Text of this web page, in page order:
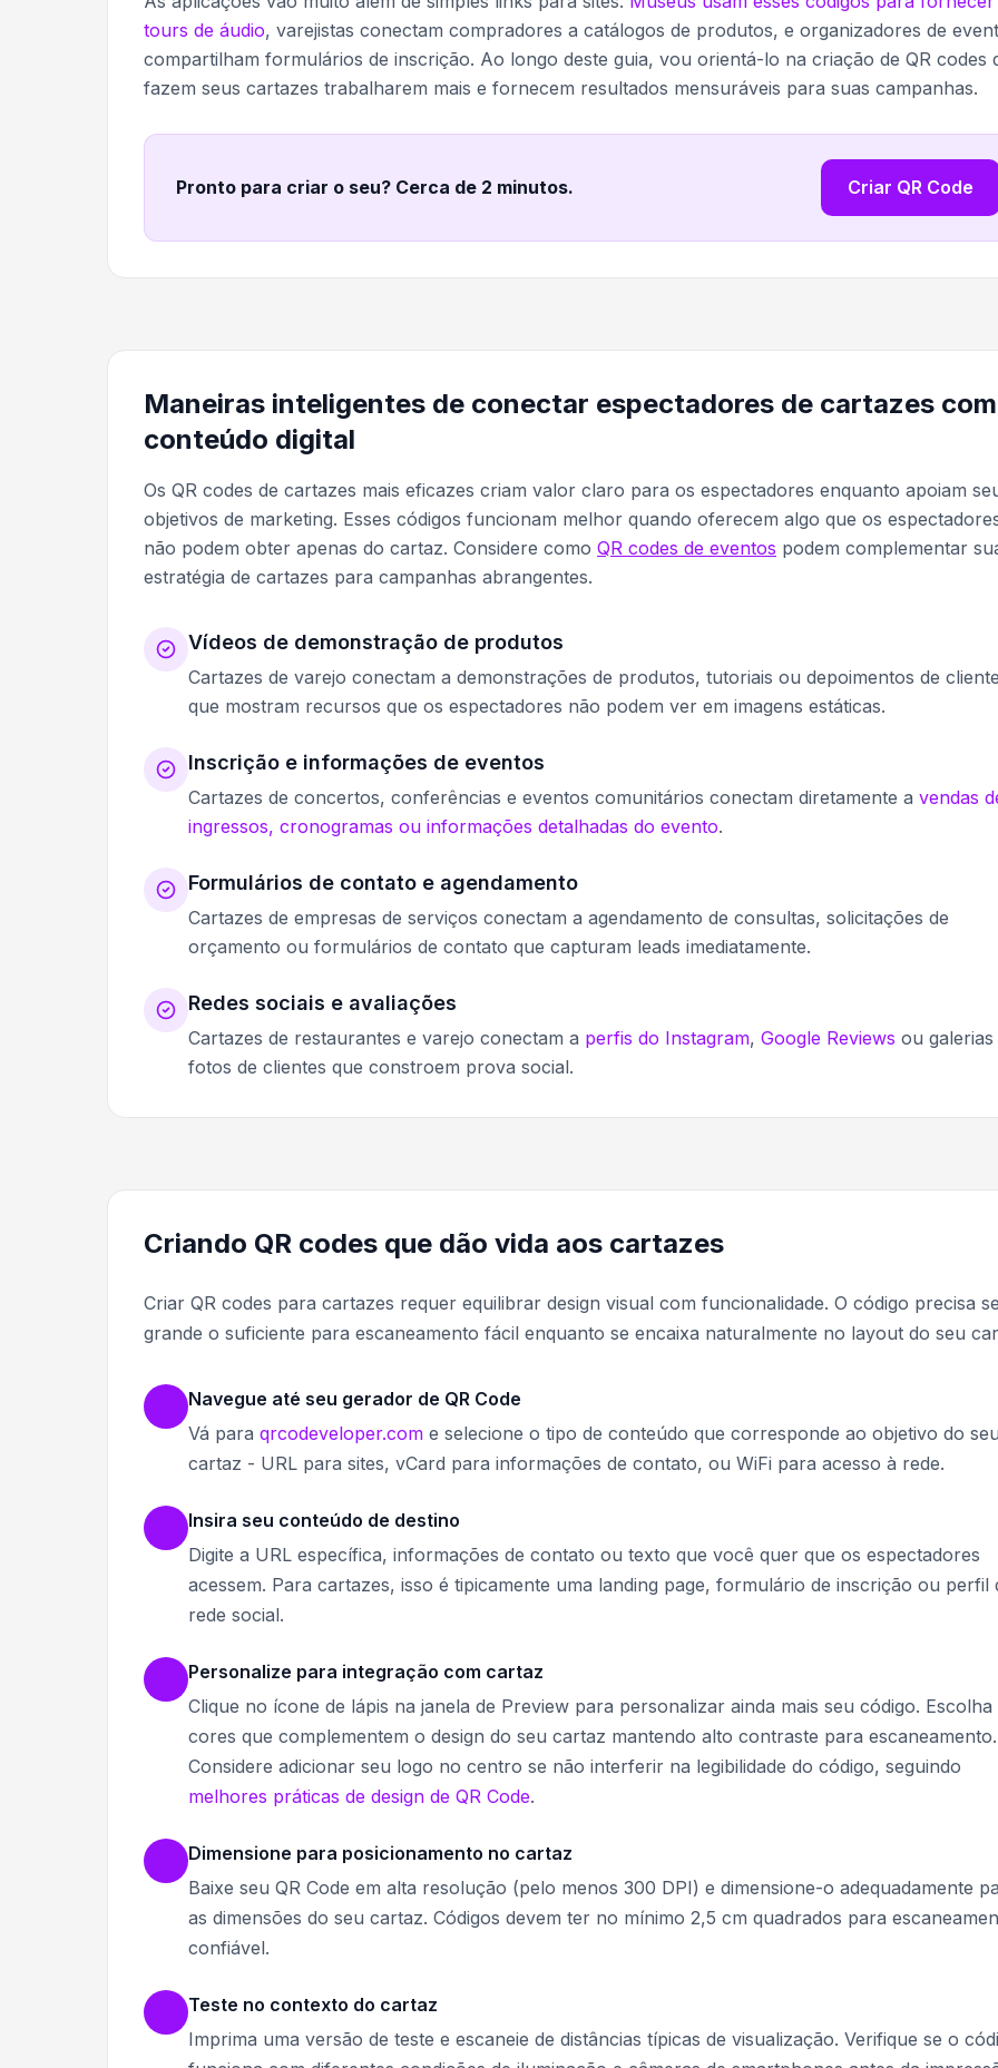
tours de áudio, varejistas conectam compradores a catálogos de produtos, e organizadores de
compartilham formulários de inscrição. Ao longo deste guia, vou orientá-lo na criação de QR codes
fazem seus cartazes trabalharem mais e fornecem resultados mensuráveis para suas campanhas.
Pronto para criar o seu? Cerca de 2 minutos. Criar QR Code
Maneiras inteligentes de conectar espectadores de cartazes com
conteúdo digital
Os QR codes de cartazes mais eficazes criam valor claro para os espectadores enquanto apoiam
objetivos de marketing. Esses códigos funcionam melhor quando oferecem algo que os
não podem obter apenas do cartaz. Considere como QR codes de eventos podem complementar
estratégia de cartazes para campanhas abrangentes.
Vídeos de demonstração de produtos
Cartazes de varejo conectam a demonstrações de produtos, tutoriais ou depoimentos de
que mostram recursos que os espectadores não podem ver em imagens estáticas.
Inscrição e informações de eventos
Cartazes de concertos, conferências e eventos comunitários conectam diretamente a vendas
ingressos, cronogramas ou informações detalhadas do evento.
Formulários de contato e agendamento
Cartazes de empresas de serviços conectam a agendamento de consultas, solicitações de
orçamento ou formulários de contato que capturam leads imediatamente.
Redes sociais e avaliações
Cartazes de restaurantes e varejo conectam a perfis do Instagram, Google Reviews ou galerias
fotos de clientes que constroem prova social.
Criando QR codes que dão vida aos cartazes
Criar QR codes para cartazes requer equilibrar design visual com funcionalidade. O código precisa
grande o suficiente para escaneamento fácil enquanto se encaixa naturalmente no layout do seu
Navegue até seu gerador de QR Code
Vá para qrcodeveloper.com e selecione o tipo de conteúdo que corresponde ao objetivo do seu
cartaz - URL para sites, vCard para informações de contato, ou WiFi para acesso à rede.
Insira seu conteúdo de destino
Digite a URL específica, informações de contato ou texto que você quer que os espectadores
acessem. Para cartazes, isso é tipicamente uma landing page, formulário de inscrição ou perfil
rede social.
Personalize para integração com cartaz
Clique no ícone de lápis na janela de Preview para personalizar ainda mais seu código. Escolha
cores que complementem o design do seu cartaz mantendo alto contraste para escaneamento.
Considere adicionar seu logo no centro se não interferir na legibilidade do código, seguindo
melhores práticas de design de QR Code.
Dimensione para posicionamento no cartaz
Baixe seu QR Code em alta resolução (pelo menos 300 DPI) e dimensione-o adequadamente
as dimensões do seu cartaz. Códigos devem ter no mínimo 2,5 cm quadrados para
confiável.
Teste no contexto do cartaz
Imprima uma versão de teste e escaneie de distâncias típicas de visualização. Verifique se o